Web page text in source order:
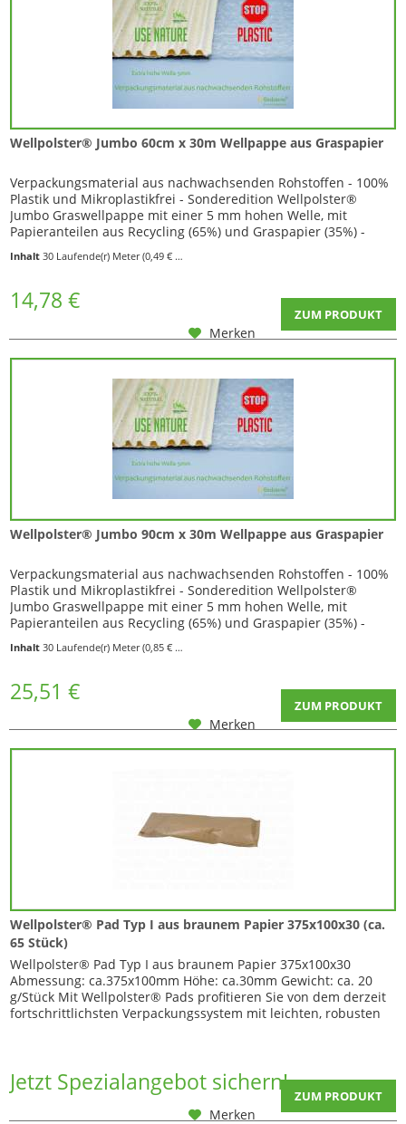
Wellpolster® Jumbo 60cm x 30m Wellpappe aus Graspapier
Verpackungsmaterial aus nachwachsenden Rohstoffen - 100%
Plastik und Mikroplastikfrei - Sonderedition Wellpolster®
Jumbo Graswellpappe mit einer 5 mm hohen Welle, mit
Papieranteilen aus Recycling (65%) und Graspapier (35%) -
Verpackungen verwendet werden, weil sie wirtschaftlich, stabil
Inhalt30 Laufende(r) Meter(0,49 € * / 1 Laufende(r) Meter)
14,78 € ZUM PRODUKT
Merken
Wellpolster® Jumbo 90cm x 30m Wellpappe aus Graspapier
Verpackungsmaterial aus nachwachsenden Rohstoffen - 100%
Plastik und Mikroplastikfrei - Sonderedition Wellpolster®
Jumbo Graswellpappe mit einer 5 mm hohen Welle, mit
Papieranteilen aus Recycling (65%) und Graspapier (35%) -
Verpackungen verwendet werden, weil sie wirtschaftlich, stabil
Inhalt30 Laufende(r) Meter(0,85 € * / 1 Laufende(r) Meter)
25,51 € ZUM PRODUKT
Merken
Wellpolster® Pad Typ I aus braunem Papier 375x100x30 (ca.
65 Stück)
Wellpolster® Pad Typ I aus braunem Papier 375x100x30
Abmessung: ca.375x100mm Höhe: ca.30mm Gewicht: ca. 20
g/Stück Mit Wellpolster® Pads profitieren Sie von dem derzeit
fortschrittlichsten Verpackungssystem mit leichten, robusten
Jetzt Spezialangebot sichern! ZUM PRODUKT
Merken